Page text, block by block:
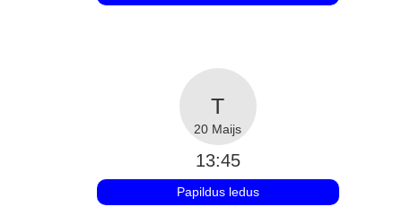
20 Maijs
13:45
Papildus ledus